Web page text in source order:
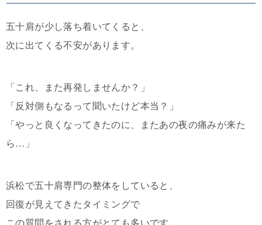
五十肩が少し落ち着いてくると、
次に出てくる不安があります。
「これ、また再発しませんか？」
「反対側もなるって聞いたけど本当？」
「やっと良くなってきたのに、またあの夜の痛みが来た
ら…」
浜松で五十肩専門の整体をしていると、
回復が見えてきたタイミングで
この質問をされる方がとても多いです。